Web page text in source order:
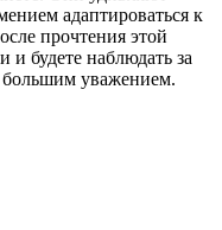
адаптироваться к
прочтения этой
и будете наблюдать за
уважением.